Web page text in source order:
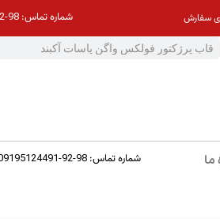
سفارش شماره تماس: 98-92-09195124491
ما شماره تماس: 98-92-09195124491